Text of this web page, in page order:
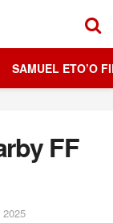
SAMUEL ETO’O
FF